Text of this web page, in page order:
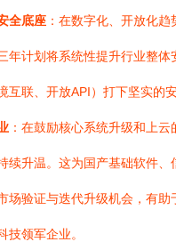
全底座 ：在数字化、开放化
年计划将系统性提升行业整体
互联、开放API）打下坚实的安
：在鼓励核心系统升级和上
续升温。这为国产基础软件、
场验证与迭代升级机会，有助
技领军企业。